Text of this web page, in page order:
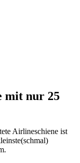
mit nur 25
Airlineschiene ist